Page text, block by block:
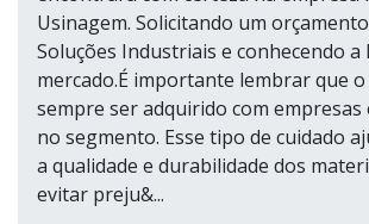
Usinagem. Solicitando um
Soluções Industriais e conhecendo a
mercado.É importante lembrar que
sempre ser adquirido com empresas
no segmento. Esse tipo de cuidado
a qualidade e durabilidade dos
evitar preju&...